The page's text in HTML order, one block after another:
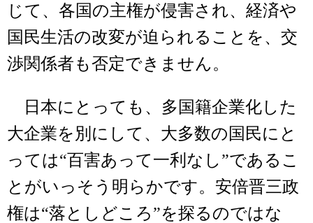
じて、各国の主権が侵害され、経済や
国民生活の改変が迫られることを、交
渉関係者も否定できません。
日本にとっても、多国籍企業化した
大企業を別にして、大多数の国民にと
っては“百害あって一利なし”であるこ
とがいっそう明らかです。安倍晋三政
権は“落としどころ”を探るのではな